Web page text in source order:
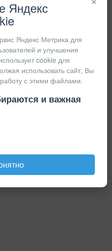
внимание!
Яндекс
Яндекс Метрика для
и улучшения
cookie для
использовать сайт, Вы
с этими файлами.
и важная